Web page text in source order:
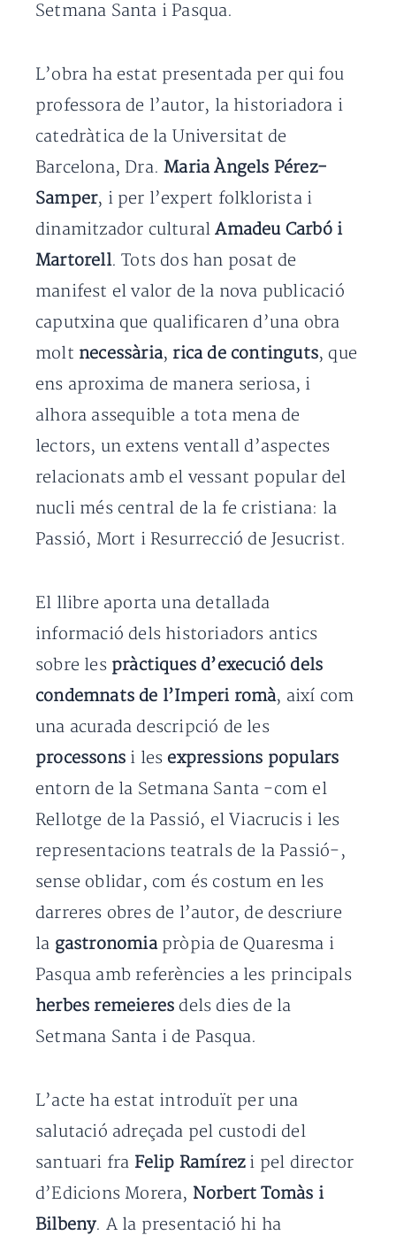
Setmana Santa i Pasqua.
L’obra ha estat presentada per qui fou
professora de l’autor, la historiadora i
catedràtica de la Universitat de
Barcelona, Dra.Maria Àngels Pérez-
Samper, i per l’expert folklorista i
dinamitzador culturalAmadeu Carbó i
Martorell. Tots dos han posat de
manifest el valor de la nova publicació
caputxina que qualificaren d’una obra
molt necessària, rica de continguts, que
ens aproxima de manera seriosa, i
alhora assequible a tota mena de
lectors, un extens ventall d’aspectes
relacionats amb el vessant popular del
nucli més central de la fe cristiana: la
Passió, Mort i Resurrecció de Jesucrist.
El llibre aporta una detallada
informació dels historiadors antics
sobre les pràctiques d’execució dels
condemnats de l’Imperi romà, així com
una acurada descripció de les
processons i les expressions populars
entorn de la Setmana Santa -com el
Rellotge de la Passió, el Viacrucis i les
representacions teatrals de la Passió-,
sense oblidar, com és costum en les
darreres obres de l’autor, de descriure
la gastronomia pròpia de Quaresma i
Pasqua amb referències a les principals
herbes remeieres dels dies de la
Setmana Santa i de Pasqua.
L’acte ha estat introduït per una
salutació adreçada pel custodi del
santuari fra Felip Ramírezi pel director
d’Edicions Morera, Norbert Tomàs i
Bilbeny. A la presentació hi ha